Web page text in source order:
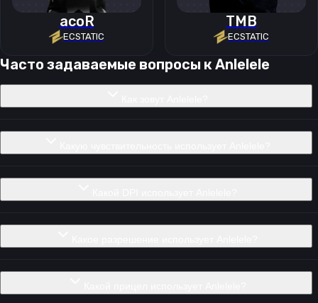
acoR
ECSTATIC
TMB
ECSTATIC
Часто задаваемые вопросы кAnlelele